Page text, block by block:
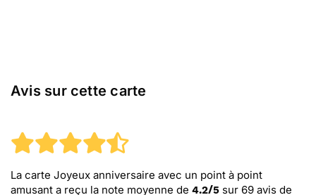
Avis sur cette carte
La carte Joyeux anniversaire avec un point à point
amusant a reçu la note moyenne de 4.2/5 sur 69 avis de